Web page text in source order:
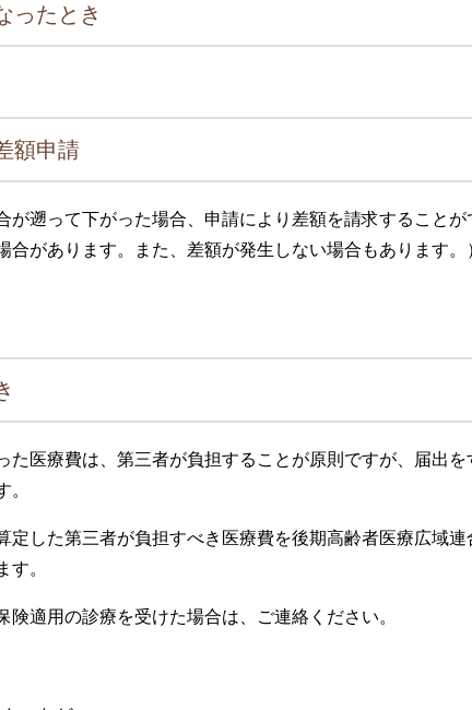
ったとき
額申請
が遡って下がった場合、申請により差額を請求することが
があります。また、差額が発生しない場合もあります。
医療費は、第三者が負担することが原則ですが、届出を
。
定した第三者が負担すべき医療費を後期高齢者医療広域連
す。
適用の診療を受けた場合は、ご連絡ください。